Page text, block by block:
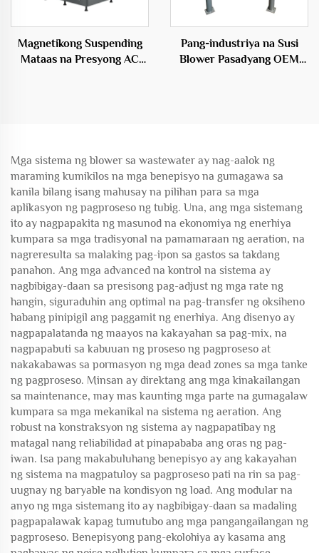
Magnetikong Suspending
Mataas na Presyong AC
Pang-industriya na Susi
Blower Pasadyang OEM
Mga sistema ng blower sa wastewater ay nag-aalok ng
maraming kumikilos na mga benepisyo na gumagawa sa
kanila bilang isang mahusay na pilihan para sa mga
aplikasyon ng pagproseso ng tubig. Una, ang mga sistemang
ito ay nagpapakita ng masunod na ekonomiya ng enerhiya
kumpara sa mga tradisyonal na pamamaraan ng aeration, na
nagreresulta sa malaking pag-ipon sa gastos sa takdang
panahon. Ang mga advanced na kontrol na sistema ay
nagbibigay-daan sa presisong pag-adjust ng mga rate ng
hangin, siguraduhin ang optimal na pag-transfer ng oksiheno
habang pinipigil ang paggamit ng enerhiya. Ang disenyo ay
nagpapalatanda ng maayos na kakayahan sa pag-mix, na
nagpapabuti sa kabuuan ng proseso ng pagproseso at
nakakabawas sa pormasyon ng mga dead zones sa mga tanke
ng pagproseso. Minsan ay direktang ang mga kinakailangan
sa maintenance, may mas kaunting mga parte na gumagalaw
kumpara sa mga mekanikal na sistema ng aeration. Ang
robust na konstraksyon ng sistema ay nagpapatibay ng
matagal nang reliabilidad at pinapababa ang oras ng pag-
iwan. Isa pang makabuluhang benepisyo ay ang kakayahan
ng sistema na magpatuloy sa pagproseso pati na rin sa pag-
uugnay ng baryable na kondisyon ng load. Ang modular na
anyo ng mga sistemang ito ay nagbibigay-daan sa madaling
pagpapalawak kapag tumutubo ang mga pangangailangan ng
pagproseso. Benepisyong pang-ekolohiya ay kasama ang